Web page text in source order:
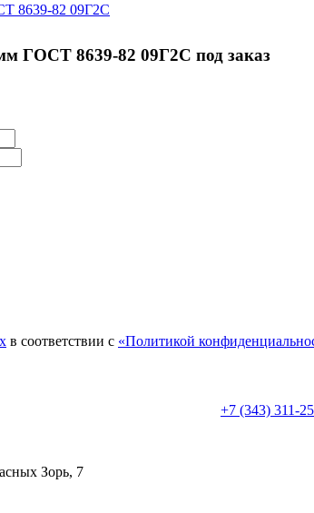
8639-82 09Г2С
ГОСТ 8639-82 09Г2С под заказ
в соответствии с «Политикой
+7 (343) 311-
Зорь, 7